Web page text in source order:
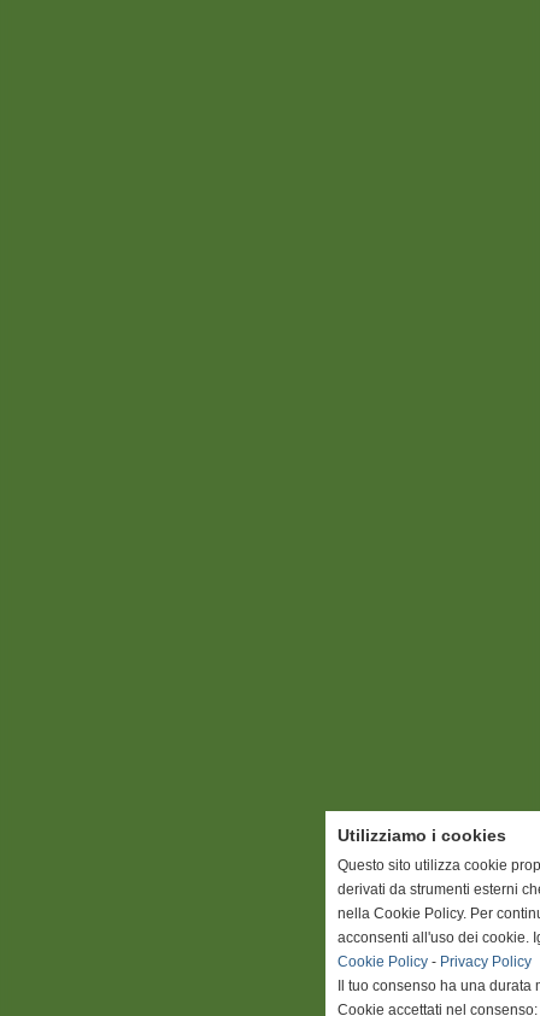
Utilizziamo i cookies
Questo sito utilizza cookie
derivati da strumenti esterni
nella Cookie Policy. Per
acconsenti all'uso dei cookie.
Cookie Policy - Privacy Policy
Il tuo consenso ha una durata
Cookie accettati nel